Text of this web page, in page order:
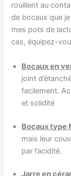
rouillent au
de bocaux que
mes pots de
cas, équipez-
Bocaux en
joint
facilement.
et solidité
Bocaux type
mais leur
par l’acidité.